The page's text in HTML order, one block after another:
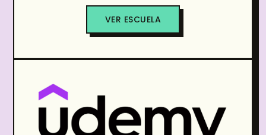
VER ESCUELA